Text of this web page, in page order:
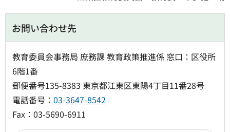
お問い合わせ先
教育委員会事務局 庶務課 教育政策推進係 窓口：区役所
6階1番
郵便番号135-8383 東京都江東区東陽4丁目11番28号
電話番号： 03-3647-8542
Fax：03-5690-6911